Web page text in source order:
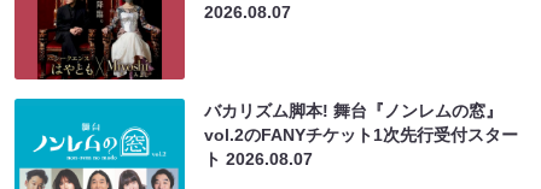
2026.08.07
バカリズム脚本! 舞台『ノンレムの窓』
vol.2のFANYチケット1次先行受付スター
ト2026.08.07